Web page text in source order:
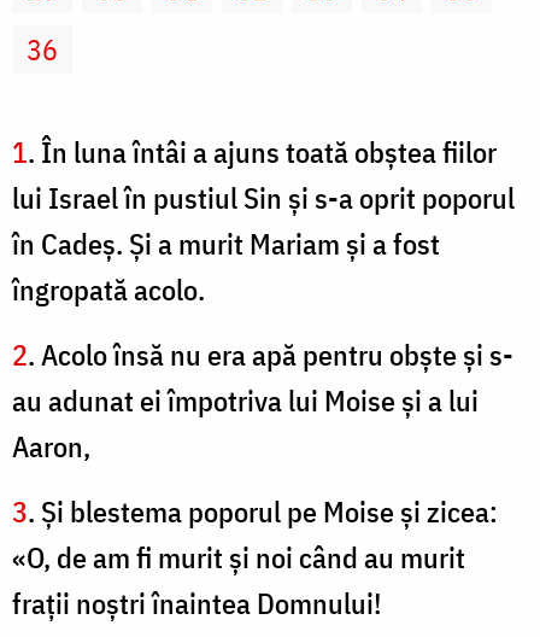
36
1. În luna întâi a ajuns toată obştea fiilor
lui Israel în pustiul Sin şi s-a oprit poporul
în Cadeş. Şi a murit Mariam şi a fost
îngropată acolo.
2. Acolo însă nu era apă pentru obşte şi s-
au adunat ei împotriva lui Moise şi a lui
Aaron,
3. Şi blestema poporul pe Moise şi zicea:
«O, de am fi murit şi noi când au murit
fraţii noştri înaintea Domnului!